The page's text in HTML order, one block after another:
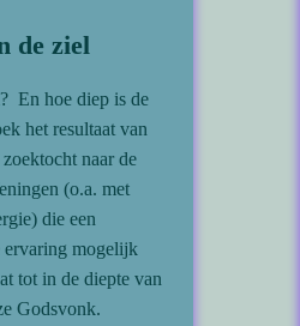
de ziel
En hoe diep is de
het resultaat van
naar de
(o.a. met
die een
ervaring mogelijk
tot in de diepte van
Godsvonk.